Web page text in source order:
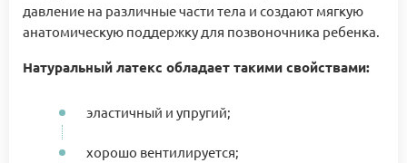
давление на различные части тела и создают мягкую
анатомическую поддержку для позвоночника ребенка.
Натуральный латекс обладает такими свойствами:
эластичный и упругий;
хорошо вентилируется;